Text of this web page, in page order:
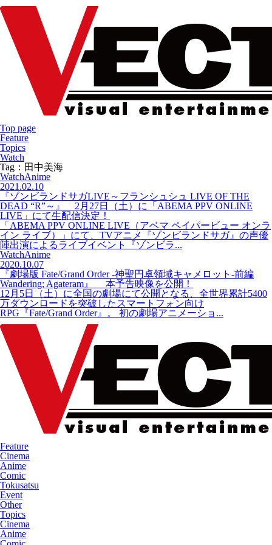
Top page
Feature
Topics
Watch
Tag：田中美海
WatchAnime
2021.02.10
『ゾンビランドサガLIVE～フランシュシュ LIVE OF THE
DEAD “R”～』 2月27日（土）に「ABEMA PPV ONLINE
LIVE」にて生配信決定！
「ABEMA PPV ONLINE LIVE（アベマ ペイパービュー オンラ
イン ライブ）」にて、TVアニメ『ゾンビランドサガ』の声優
陣出演によるライブイベント『ゾンビラ...
WatchAnime
2020.10.07
『劇場版 Fate/Grand Order -神聖円卓領域キャメロット-前編
Wandering; Agateram』 本予告映像を公開！
12月5日（土）に全国の劇場にて公開となる、全世界累計5400
万ダウンロードを突破したスマートフォン向け
RPG『Fate/Grand Order』。 初の劇場アニメーショ...
Feature
Cinema
Anime
Comic
Tokusatsu
Event
Other
Topics
Cinema
Anime